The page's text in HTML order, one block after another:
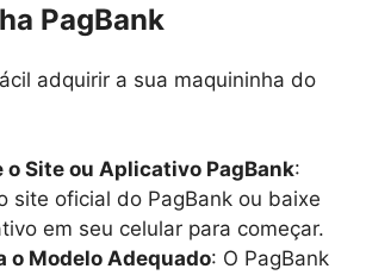
PagBank
adquirir a sua maquininha do
o Site ou Aplicativo PagBank:
site oficial do PagBank ou baixe
em seu celular para começar.
o Modelo Adequado: O PagBank